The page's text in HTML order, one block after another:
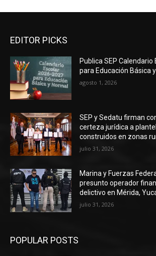
EDITOR PICKS
Publica SEP
para Educación Básica
agosto 1, 2026
SEP y Sedatu firman
certeza jurídica a
construidos en zonas
julio 31, 2026
Marina y Fuerzas
presunto operador
delictivo en Mérida,
julio 31, 2026
POPULAR POSTS